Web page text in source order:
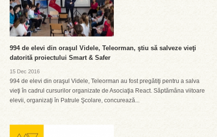
994 de elevi din oraşul Videle, Teleorman, ştiu să salveze vieţi
datorită proiectului Smart & Safer
15 Dec 2016
994 de elevi din oraşul Videle, Teleorman au fost pregătiţi pentru a salva
vieţi în cadrul cursurilor organizate de Asociaţia React. Săptămâna viitoare
elevii, organizaţi în Patrule Şcolare, concurează...